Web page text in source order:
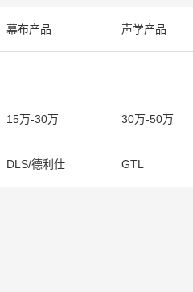
幕布产品 声学产品
15万-30万 30万-50万
DLS/德利仕 GTL